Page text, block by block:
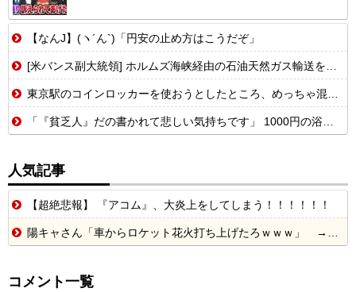
【なんJ】(ヽ´ん`)「円安の止め方はこうだぞ」
[米バンス副大統領] ホルムズ海峡経由の石油天然ガス輸送を戦闘前の水準に戻す事を表明！
東京駅のコインロッカーを使おうとしたところ、めっちゃ混んでいるなか、鍵が...
「『貧乏人』だの書かれて悲しい気持ちです」 1000円の浴衣を楽しむ和装愛好家 涼やかな着こなしに寄せられた心ない声
人気記事
【超絶悲報】 『アコム』、大炎上をしてしまう！！！！！！
陽キャさん「車からロケット花火打ち上げたろｗｗｗ」 → サンルーフが閉まっていて無事車内に発射
コメント一覧